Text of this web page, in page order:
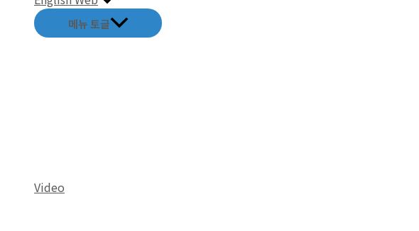
메뉴 토글
Video